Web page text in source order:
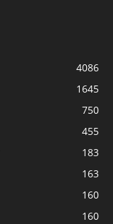
4086
1645
750
455
183
163
160
160